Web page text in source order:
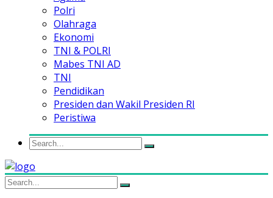
Polri
Olahraga
Ekonomi
TNI & POLRI
Mabes TNI AD
TNI
Pendidikan
Presiden dan Wakil Presiden RI
Peristiwa